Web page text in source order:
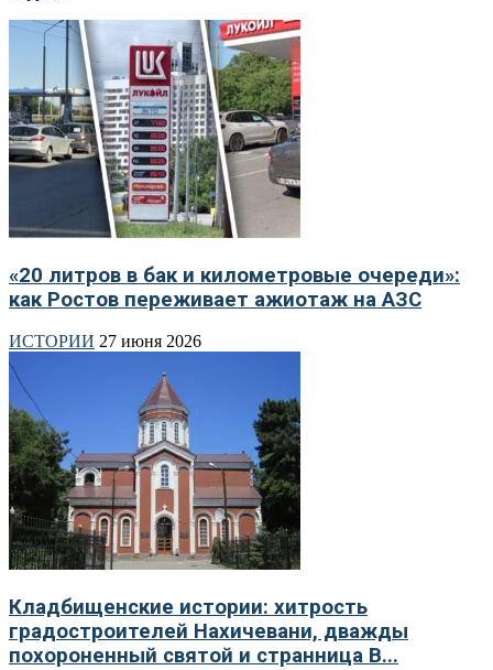
«20 литров в бак и километровые очереди»:
как Ростов переживает ажиотаж на АЗС
ИСТОРИИ 27 июня 2026
Кладбищенские истории: хитрость
градостроителей Нахичевани, дважды
похороненный святой и странница В...